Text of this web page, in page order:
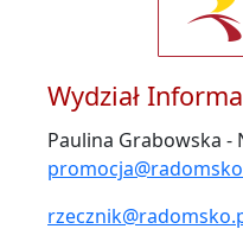
Wydział
Paulina Grabowska -